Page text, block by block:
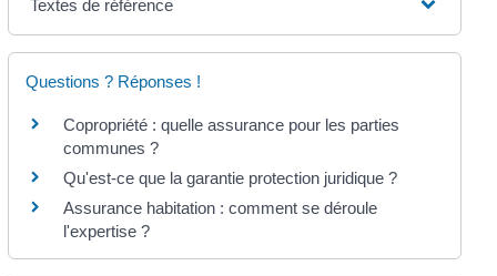
Textes de référence
Questions ? Réponses !
Copropriété : quelle assurance pour les parties
communes ?
Qu'est-ce que la garantie protection juridique ?
Assurance habitation : comment se déroule
l'expertise ?